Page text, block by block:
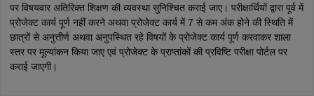
पर विषयवार अतिरिक्त शिक्षण की व्यवस्था सुनिश्चित कराई जाए। परीक्षार्थियों द्वारा पूर्व में
प्रोजेक्ट कार्य पूर्ण नहीं करने अथवा प्रोजेक्ट कार्य में 7 से कम अंक होने की स्थिति में
छात्रों से अनुत्तीर्ण अथवा अनुपस्थित रहे विषयों के प्रोजेक्ट कार्य पूर्ण करवाकर शाला
स्तर पर मूल्यांकन किया जाए एवं प्रोजेक्ट के प्राप्तांकों की प्रविष्टि परीक्षा पोर्टल पर
कराई जाएगी।